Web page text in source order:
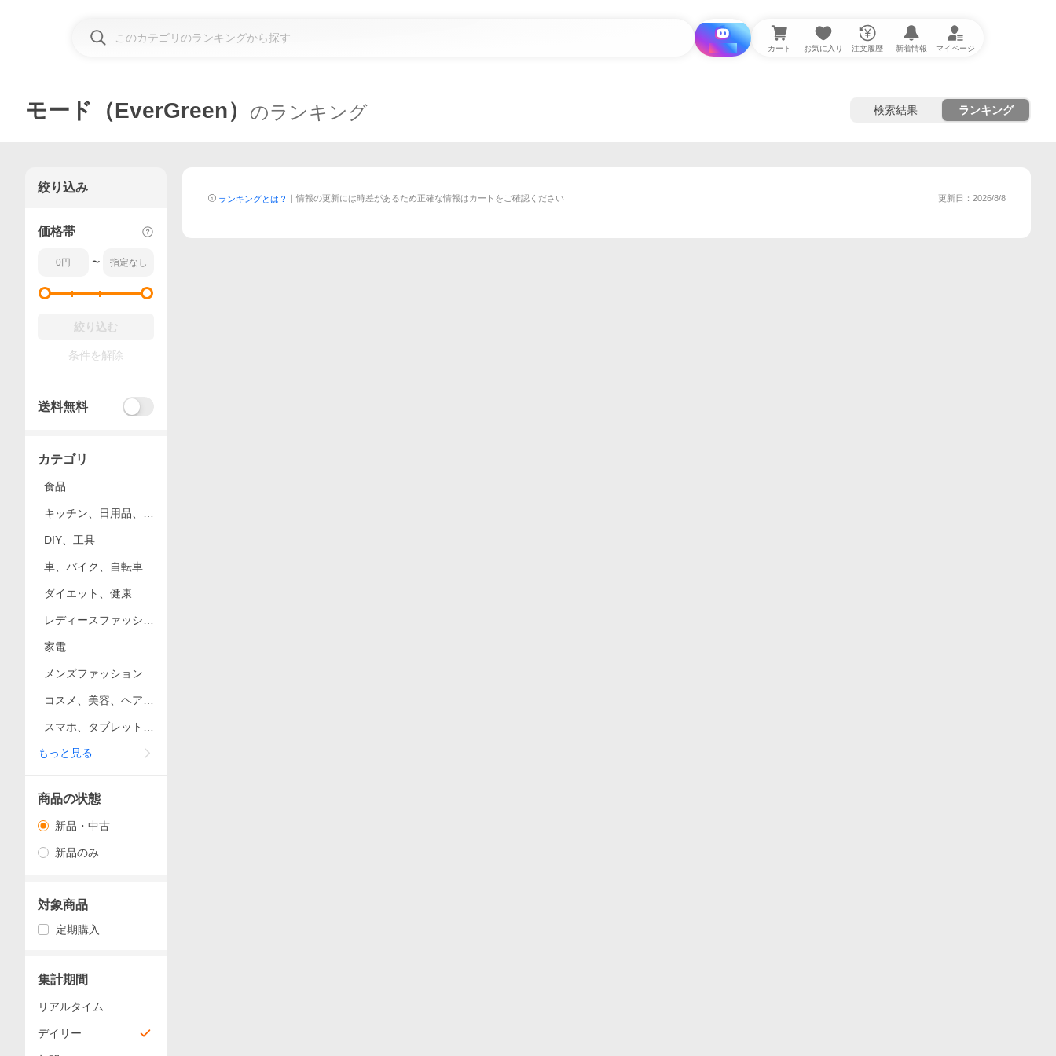
i と探す カート お気に入り 注文履歴 新着情報 マイページ
モード（EverGreen） のランキング 検索結果 ランキング
ランキングとは？ ｜ 情報の更新には時差があるため正確な情報はカートをご確認ください 更新日：2026/8/8
絞り込み
価格帯
〜
絞り込む
条件を解除
送料無料
カテゴリ
食品
キッチン、日用品、文
DIY、工具
車、バイク、自転車
ダイエット、健康
レディースファッショ
家電
メンズファッション
コスメ、美容、ヘアケ
スマホ、タブレット、
もっと見る
商品の状態
新品・中古
新品のみ
対象商品
定期購入
集計期間
リアルタイム
デイリー